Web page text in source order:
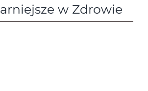
w Zdrowie